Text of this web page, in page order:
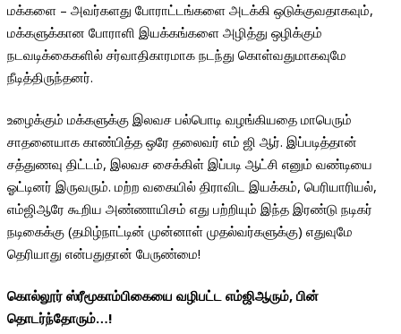
மக்களை – அவர்களது போராட்டங்களை அடக்கி ஒடுக்குவதாகவும்,
மக்களுக்கான போராளி இயக்கங்களை அழித்து ஒழிக்கும்
நடவடிக்கைகளில் சர்வாதிகாரமாக நடந்து கொள்வதுமாகவுமே
நீடித்திருந்தனர்.
உழைக்கும் மக்களுக்கு இலவச பல்பொடி வழங்கியதை மாபெரும்
சாதனையாக காண்பித்த ஒரே தலைவர் எம் ஜி ஆர். இப்படித்தான்
சத்துணவு திட்டம், இலவச சைக்கிள் இப்படி ஆட்சி எனும் வண்டியை
ஓட்டினர் இருவரும். மற்ற வகையில் திராவிட இயக்கம், பெரியாரியல்,
எம்ஜிஆரே கூறிய அண்ணாயிசம் எது பற்றியும் இந்த இரண்டு நடிகர்
நடிகைக்கு (தமிழ்நாட்டின் முன்னாள் முதல்வர்களுக்கு) எதுவுமே
தெரியாது என்பதுதான் பேருண்மை!
கொல்லூர் ஸ்ரீமூகாம்பிகையை வழிபட்ட எம்ஜிஆரும், பின்
தொடர்ந்தோரும்…!